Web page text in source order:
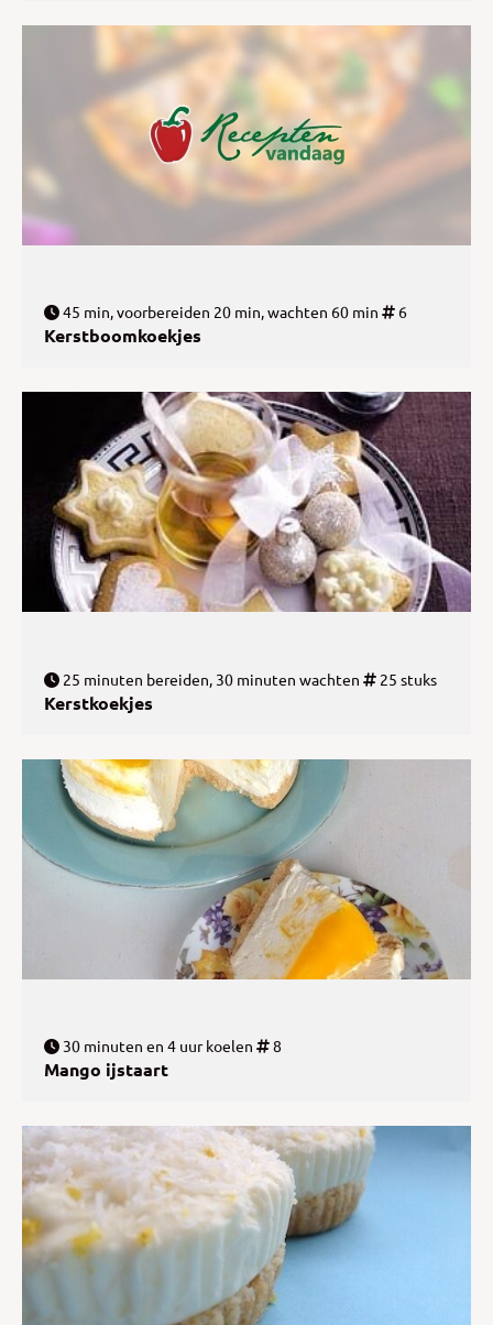
45 min, voorbereiden 20 min, wachten 60 min 6
Kerstboomkoekjes
25 minuten bereiden, 30 minuten wachten 25 stuks
Kerstkoekjes
30 minuten en 4 uur koelen 8
Mango ijstaart